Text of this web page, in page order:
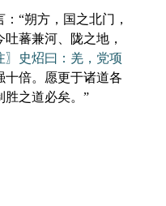
“朔方，国之北门，
蕃兼河、陇之地，
〗史炤曰：羌，党项
十倍。愿更于诸道各
胜之道必矣。”